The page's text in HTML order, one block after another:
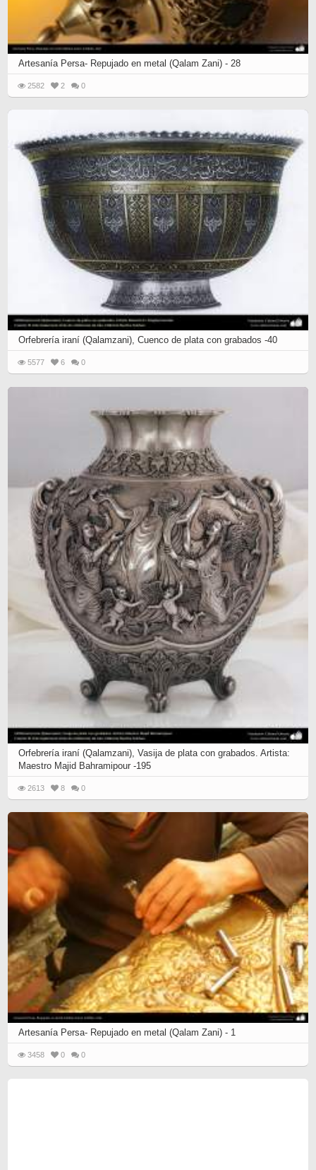
Artesanía Persa- Repujado en metal (Qalam Zani) - 28
2582 2 0
Orfebrería iraní (Qalamzani), Cuenco de plata con grabados -40
5577 6 0
Orfebrería iraní (Qalamzani), Vasija de plata con grabados. Artista:
Maestro Majid Bahramipour -195
2613 8 0
Artesanía Persa- Repujado en metal (Qalam Zani) - 1
3458 0 0